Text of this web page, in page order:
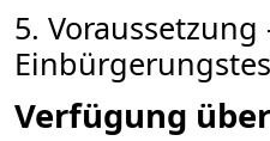
5. Voraussetzung
Verfügung